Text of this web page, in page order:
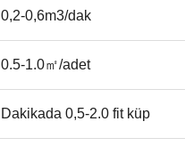
0,2-0,6m3/dak
0.5-1.0㎡/adet
Dakikada 0,5-2.0 fit küp